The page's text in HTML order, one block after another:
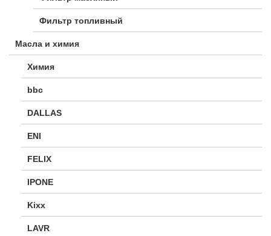
Фильтр топливный
Масла и химия
Химия
bbc
DALLAS
ENI
FELIX
IPONE
Kixx
LAVR